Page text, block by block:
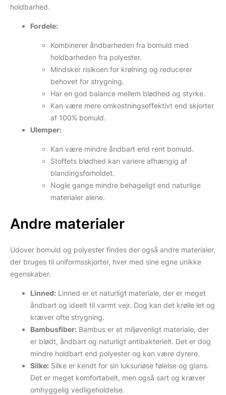
holdbarhed.
Fordele:
Kombinerer åndbarheden fra bomuld med
holdbarheden fra polyester.
Mindsker risikoen for krølning og reducerer
behovet for strygning.
Har en god balance mellem blødhed og styrke.
Kan være mere omkostningseffektivt end skjorter
af 100% bomuld.
Ulemper:
Kan være mindre åndbart end rent bomuld.
Stoffets blødhed kan variere afhængig af
blandingsforholdet.
Nogle gange mindre behageligt end naturlige
materialer alene.
Andre materialer
Udover bomuld og polyester findes der også andre materialer,
der bruges til uniformsskjorter, hver med sine egne unikke
egenskaber.
Linned: Linned er et naturligt materiale, der er meget
åndbart og ideelt til varmt vejr. Dog kan det krølle let og
kræver ofte strygning.
Bambusfiber: Bambus er et miljøvenligt materiale, der
er blødt, åndbart og naturligt antibakterielt. Det er dog
mindre holdbart end polyester og kan være dyrere.
Silke: Silke er kendt for sin luksuriøse følelse og glans.
Det er meget komfortabelt, men også sart og kræver
omhyggelig vedligeholdelse.